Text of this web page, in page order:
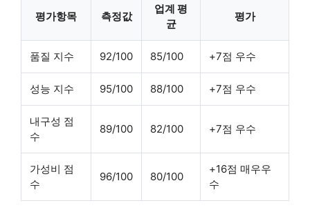
평가항목 측정값
업계 평
균
평가
품질 지수 92/100 85/100 +7점 우수
성능 지수 95/100 88/100 +7점 우수
내구성 점
수
89/100 82/100 +7점 우수
가성비 점
수
96/100 80/100
+16점 매우우
수